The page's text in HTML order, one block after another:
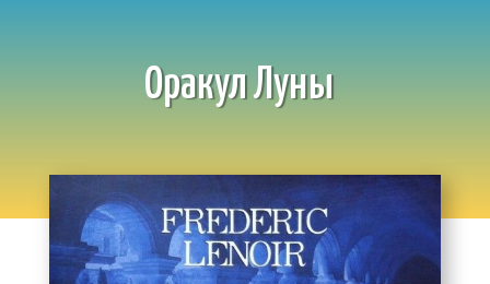
Оракул Луны